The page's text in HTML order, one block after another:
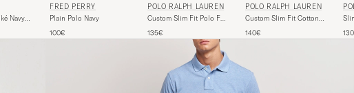
Navy
FRED PERRY
Plain Polo Navy
100€
POLO RALPH LAUREN
Custom Slim Fit Polo Fall
135€
POLO RALPH LAUREN
Custom Slim Fit Cotton
140€